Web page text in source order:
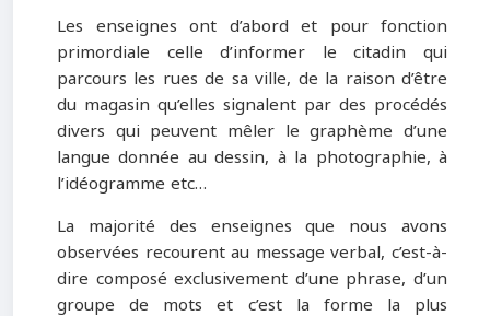
Les enseignes ont d’abord et pour fonction
primordiale celle d’informer le citadin qui
parcours les rues de sa ville, de la raison d’être
du magasin qu’elles signalent par des procédés
divers qui peuvent mêler le graphème d’une
langue donnée au dessin, à la photographie, à
l’idéogramme etc…
La majorité des enseignes que nous avons
observées recourent au message verbal, c’est-à-
dire composé exclusivement d’une phrase, d’un
groupe de mots et c’est la forme la plus